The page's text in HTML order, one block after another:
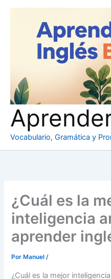
Vocabulario, Gramática y
¿Cuál es la
inteligencia
aprender
Por Manuel/
¿Cuál es la mejor